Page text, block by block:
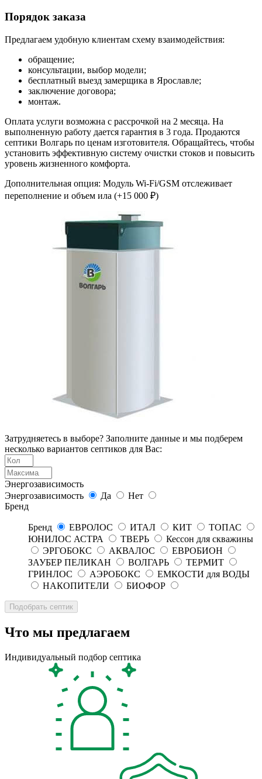
Порядок заказа
Предлагаем удобную клиентам схему взаимодействия:
обращение;
консультации, выбор модели;
бесплатный выезд замерщика в Ярославле;
заключение договора;
монтаж.
Оплата услуги возможна с рассрочкой на 2 месяца. На
выполненную работу дается гарантия в 3 года. Продаются
септики Волгарь по ценам изготовителя. Обращайтесь, чтобы
установить эффективную систему очистки стоков и повысить
уровень жизненного комфорта.
Дополнительная опция: Модуль Wi-Fi/GSM отслеживает
переполнение и объем ила (+15 000 ₽)
Затрудняетесь в выборе? Заполните данные и мы подберем
несколько вариантов септиков для Вас:
Энергозависимость
Энергозависимость
Да
Нет
Бренд
Бренд ЕВРОЛОС ИТАЛ КИТ
ТОПАС
ЮНИЛОС АСТРА
ТВЕРЬ
Кессон для скважины
ЭРГОБОКС
АКВАЛОС
ЕВРОБИОН
ЗАУБЕР ПЕЛИКАН
ВОЛГАРЬ
ТЕРМИТ
ГРИНЛОС
АЭРОБОКС
ЕМКОСТИ для ВОДЫ
НАКОПИТЕЛИ
БИОФОР
Что мы предлагаем
Индивидуальный подбор септика